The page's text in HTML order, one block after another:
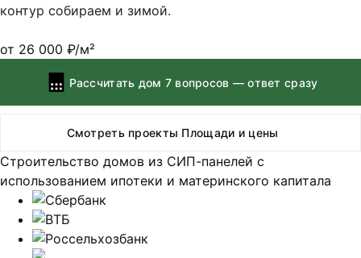
контур собираем и зимой.
от 26 000 ₽/м²
Рассчитать дом 7 вопросов — ответ сразу
Смотреть проекты Площади и цены
Строительство домов из СИП-панелей с
использованием ипотеки и материнского капитала